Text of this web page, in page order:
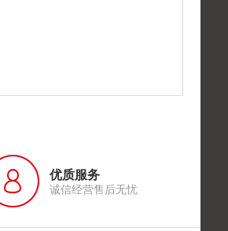
优质服务
诚信经营售后无忧